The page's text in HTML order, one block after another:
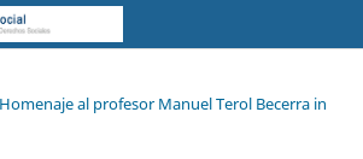
al profesor Manuel Terol Becerra in